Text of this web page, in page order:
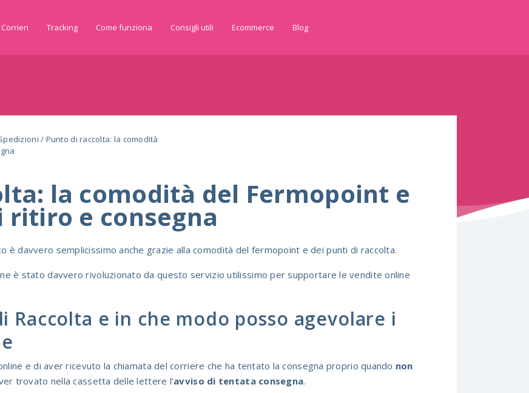
Corrieri Tracking Come funziona Consigli utili Ecommerce Blog
/ Punto di raccolta: la comodità
la comodità del Fermopoint e
e consegna
è davvero semplicissimo anche grazie alla comodità del fermopoint e dei punti di raccolta.
è stato davvero rivoluzionato da questo servizio utilissimo per supportare le vendite online
Raccolta e in che modo posso agevolare i
e di aver ricevuto la chiamata del corriere che ha tentato la consegna proprio quando non
trovato nella cassetta delle lettere l’avviso di tentata consegna.